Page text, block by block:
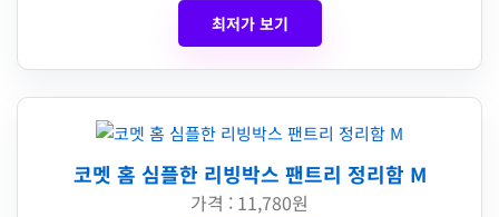
최저가 보기
코멧 홈 심플한 리빙박스 팬트리 정리함 M
가격 : 11,780원